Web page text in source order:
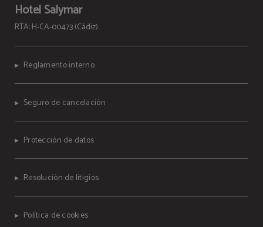
Hotel Salymar
RTA: H-CA-00473 (Cádiz)
Reglamento interno
Seguro de cancelación
Protección de datos
Resolución de litigios
Política de cookies